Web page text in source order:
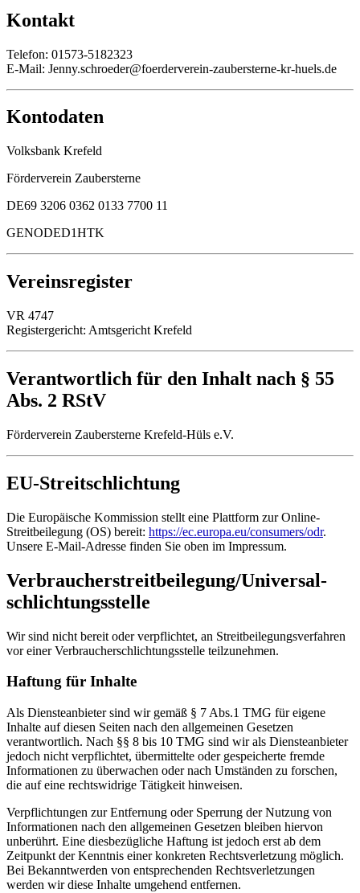
Kontakt
Telefon: 01573-5182323
E-Mail: Jenny.schroeder@foerderverein-zaubersterne-kr-huels.de
Kontodaten
Volksbank Krefeld
Förderverein Zaubersterne
DE69 3206 0362 0133 7700 11
GENODED1HTK
Vereinsregister
VR 4747
Registergericht: Amtsgericht Krefeld
Verantwortlich für den Inhalt nach § 55
Abs. 2 RStV
Förderverein Zaubersterne Krefeld-Hüls e.V.
EU-Streitschlichtung
Die Europäische Kommission stellt eine Plattform zur Online-
Streitbeilegung (OS) bereit: https://ec.europa.eu/consumers/odr.
Unsere E-Mail-Adresse finden Sie oben im Impressum.
Verbraucher­streit­beilegung/Universal­
schlichtungs­stelle
Wir sind nicht bereit oder verpflichtet, an Streitbeilegungsverfahren
vor einer Verbraucherschlichtungsstelle teilzunehmen.
Haftung für Inhalte
Als Diensteanbieter sind wir gemäß § 7 Abs.1 TMG für eigene
Inhalte auf diesen Seiten nach den allgemeinen Gesetzen
verantwortlich. Nach §§ 8 bis 10 TMG sind wir als Diensteanbieter
jedoch nicht verpflichtet, übermittelte oder gespeicherte fremde
Informationen zu überwachen oder nach Umständen zu forschen,
die auf eine rechtswidrige Tätigkeit hinweisen.
Verpflichtungen zur Entfernung oder Sperrung der Nutzung von
Informationen nach den allgemeinen Gesetzen bleiben hiervon
unberührt. Eine diesbezügliche Haftung ist jedoch erst ab dem
Zeitpunkt der Kenntnis einer konkreten Rechtsverletzung möglich.
Bei Bekanntwerden von entsprechenden Rechtsverletzungen
werden wir diese Inhalte umgehend entfernen.